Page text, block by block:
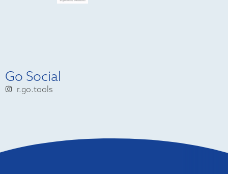
Go Social
r.go.tools